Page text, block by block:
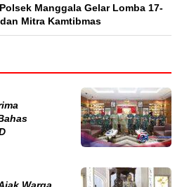
Manggala Gelar Lomba 17-
Mitra Kamtibmas